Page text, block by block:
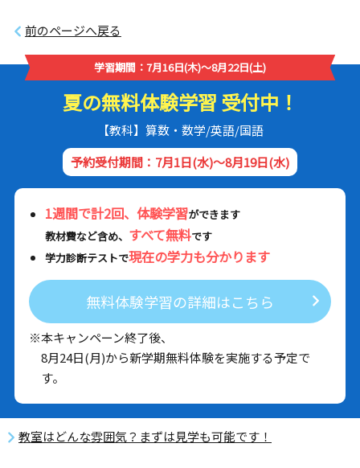
前のページへ戻る
学習期間：7月16日(木)～8月22日(土)
夏の無料体験学習 受付中！
【教科】算数・数学/英語/国語
予約受付期間：7月1日(水)～8月19日(水)
1週間で計2回、体験学習ができます
教材費など含め、 すべて無料です
学力診断テストで現在の学力も分かります
無料体験学習の詳細はこちら
※本キャンペーン終了後、
8月24日(月)から新学期無料体験を実施する予定で
す。
教室はどんな雰囲気？まずは見学も可能です！